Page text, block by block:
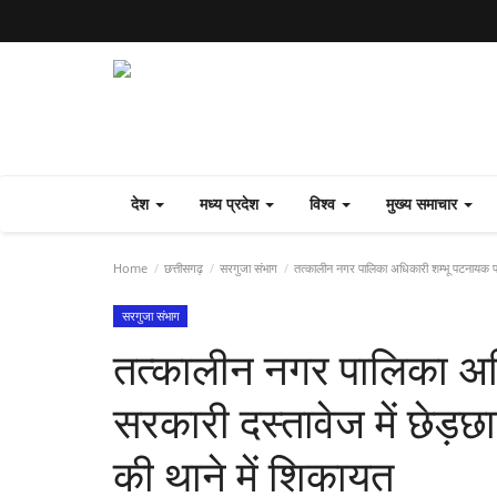
देश मध्य प्रदेश विश्व मुख्य समाचार
Home छत्तीसगढ़ सरगुजा संभाग तत्कालीन नगर पालिका अधिकारी शम्भू
सरगुजा संभाग
तत्कालीन नगर पालिका
सरकारी दस्तावेज में
की थाने में शिकायत